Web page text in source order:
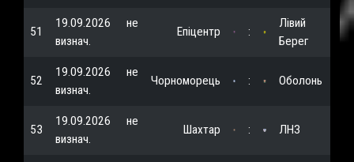
51
19.09.2026
не
визнач.
Епіцентр :
Лівий
Берег
52
19.09.2026
не
визнач.
Чорноморець : Оболонь
53
19.09.2026
не
визнач.
Шахтар : ЛНЗ